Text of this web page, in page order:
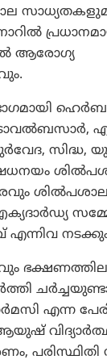
ആരോഗ്യ
ഭാഗമായി
സിദ്ധ,
എന്നിവ
എന്ന